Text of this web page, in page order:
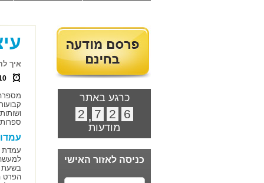
כרגע באתר
6
2
7
,
2
מודעות
כניסה לאזור האישי
איך
עמדת
בשעת
הפרט